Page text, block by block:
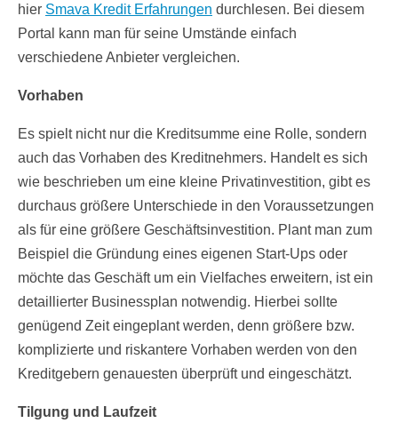
hier Smava Kredit Erfahrungen durchlesen. Bei diesem
Portal kann man für seine Umstände einfach
verschiedene Anbieter vergleichen.
Vorhaben
Es spielt nicht nur die Kreditsumme eine Rolle, sondern
auch das Vorhaben des Kreditnehmers. Handelt es sich
wie beschrieben um eine kleine Privatinvestition, gibt es
durchaus größere Unterschiede in den Voraussetzungen
als für eine größere Geschäftsinvestition. Plant man zum
Beispiel die Gründung eines eigenen Start-Ups oder
möchte das Geschäft um ein Vielfaches erweitern, ist ein
detaillierter Businessplan notwendig. Hierbei sollte
genügend Zeit eingeplant werden, denn größere bzw.
komplizierte und riskantere Vorhaben werden von den
Kreditgebern genauesten überprüft und eingeschätzt.
Tilgung und Laufzeit